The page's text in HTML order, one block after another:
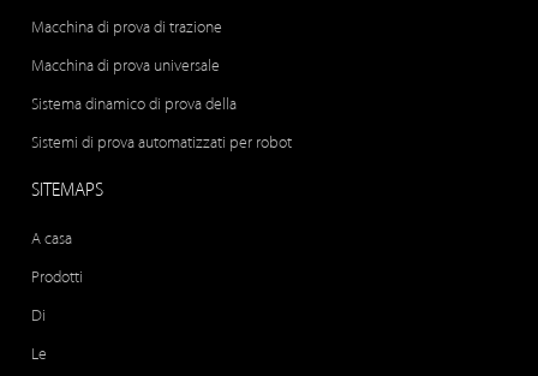
Macchina di prova di trazione
Macchina di prova universale
Sistema dinamico di prova della
Sistemi di prova automatizzati per robot
SITEMAPS
A casa
Prodotti
Di
Le